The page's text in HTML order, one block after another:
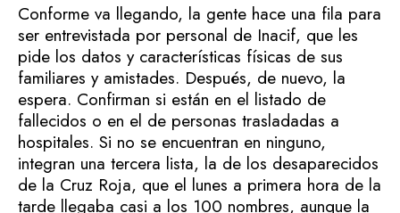
Conforme va llegando, la gente hace una fila para
ser entrevistada por personal de Inacif, que les
pide los datos y características físicas de sus
familiares y amistades. Después, de nuevo, la
espera. Confirman si están en el listado de
fallecidos o en el de personas trasladadas a
hospitales. Si no se encuentran en ninguno,
integran una tercera lista, la de los desaparecidos
de la Cruz Roja, que el lunes a primera hora de la
tarde llegaba casi a los 100 nombres, aunque la